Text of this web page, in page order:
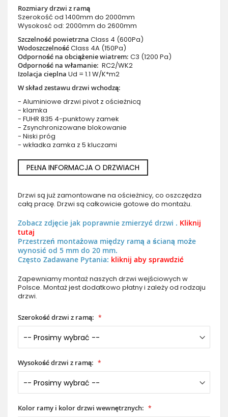
Rozmiary drzwi z ramą
Szerokość od 1400mm do 2000mm
Wysokosć od: 2000mm do 2600mm
Szczelność powietrzna Class 4 (600Pa)
WodoszczelnośćClass 4A (150Pa)
Odporność na obciążenie wiatrem: C3 (1200 Pa)
Odporność na włamanie: RC2/WK2
Izolacja cieplna Ud = 1.1 W/K*m2
W skład zestawu drzwi wchodzą:
- Aluminiowe drzwi pivot z ościeżnicą
- klamka
- FUHR 835 4-punktowy zamek
- Zsynchronizowane blokowanie
- Niski próg
- wkładka zamka z 5 kluczami
PEŁNA INFORMACJA O DRZWIACH
Drzwi są już zamontowane na ościeżnicy, co oszczędza
całą pracę. Drzwi są całkowicie gotowe do montażu.
Zobacz zdjęcie jak poprawnie zmierzyć drzwi . Kliknij
tutaj
Przestrzeń montażowa między ramą a ścianą może
wynosić od 5 mm do 20 mm.
Często Zadawane Pytania: kliknij aby sprawdzić
Zapewniamy montaż naszych drzwi wejściowych w
Polsce. Montaż jest dodatkowo płatny i zależy od rodzaju
drzwi.
Szerokość drzwi z ramą:
Wysokość drzwi z ramą:
Kolor ramy i kolor drzwi wewnętrznych: